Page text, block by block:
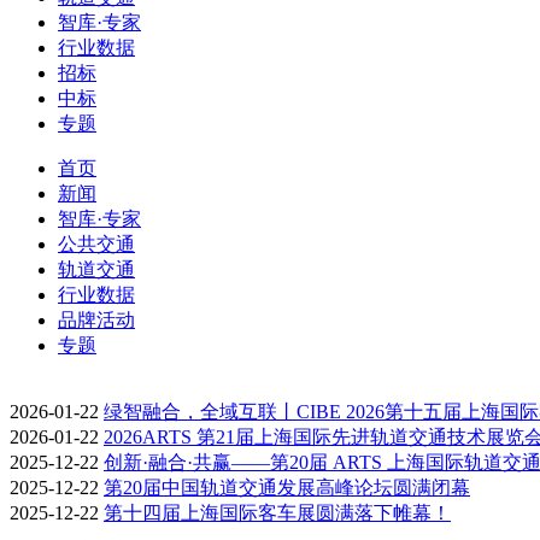
智库·专家
行业数据
招标
中标
专题
首页
新闻
智库·专家
公共交通
轨道交通
行业数据
品牌活动
专题
2026-01-22 绿智融合，全域互联丨CIBE 2026第十五届上海国
2026-01-22 2026ARTS 第21届上海国际先进轨道交通技术展览
2025-12-22 创新·融合·共赢——第20届 ARTS 上海国际轨道交
2025-12-22 第20届中国轨道交通发展高峰论坛圆满闭幕
2025-12-22 第十四届上海国际客车展圆满落下帷幕！